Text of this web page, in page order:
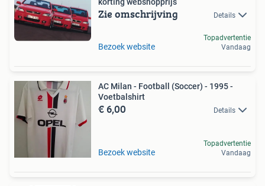
Zie omschrijving Details
Bezoek website
Topadvertentie
Vandaag
AC Milan - Football (Soccer) - 1995 -
Voetbalshirt
€ 6,00 Details
Bezoek website
Topadvertentie
Vandaag